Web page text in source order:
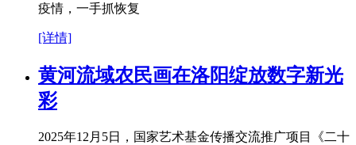
疫情，一手抓恢复
[详情]
黄河流域农民画在洛阳绽放数字新光
彩
2025年12月5日，国家艺术基金传播交流推广项目《二十